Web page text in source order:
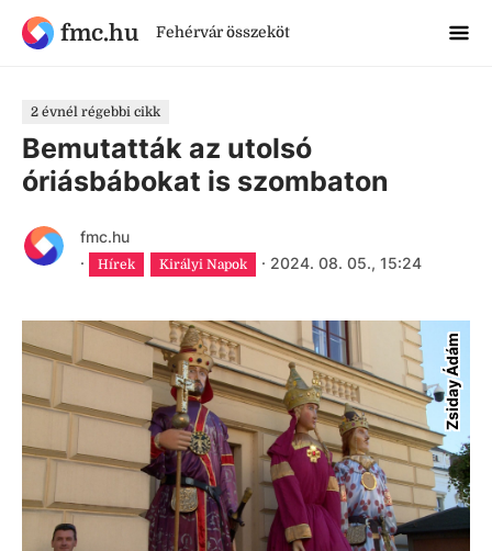
fmc.hu Fehérvár összeköt
2 évnél régebbi cikk
Bemutatták az utolsó
óriásbábokat is szombaton
fmc.hu
·
Hírek Királyi Napok · 2024. 08. 05., 15:24
Zsiday Ádám